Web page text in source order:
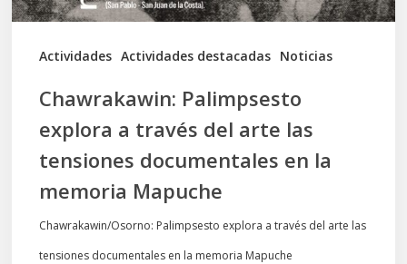
Actividades Actividades destacadas Noticias
tensiones
documentales
memoria
Mapuche
Chawrakawin: Palimpsesto
explora a través del arte las
tensiones documentales en la
memoria Mapuche
Chawrakawin/Osorno: Palimpsesto explora a través del arte las
tensiones documentales en la memoria Mapuche